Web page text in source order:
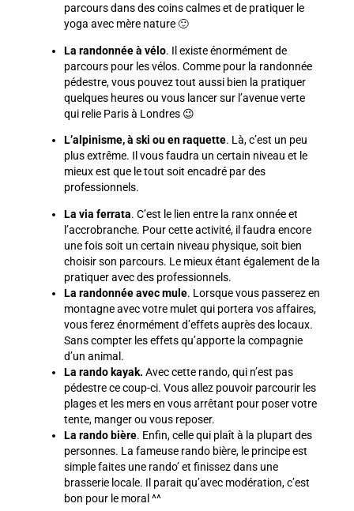
parcours dans des coins calmes et de pratiquer le
yoga avec mère nature 🙂
La randonnée à vélo. Il existe énormément de
parcours pour les vélos. Comme pour la randonnée
pédestre, vous pouvez tout aussi bien la pratiquer
quelques heures ou vous lancer sur l’avenue verte
qui relie Paris à Londres 😉
L’alpinisme, à ski ou en raquette. Là, c’est un peu
plus extrême. Il vous faudra un certain niveau et le
mieux est que le tout soit encadré par des
professionnels.
La via ferrata. C’est le lien entre la ranx onnée et
l’accrobranche. Pour cette activité, il faudra encore
une fois soit un certain niveau physique, soit bien
choisir son parcours. Le mieux étant également de la
pratiquer avec des professionnels.
La randonnée avec mule. Lorsque vous passerez en
montagne avec votre mulet qui portera vos affaires,
vous ferez énormément d’effets auprès des locaux.
Sans compter les effets qu’apporte la compagnie
d’un animal.
La rando kayak. Avec cette rando, qui n’est pas
pédestre ce coup-ci. Vous allez pouvoir parcourir les
plages et les mers en vous arrêtant pour poser votre
tente, manger ou vous reposer.
La rando bière. Enfin, celle qui plaît à la plupart des
personnes. La fameuse rando bière, le principe est
simple faites une rando’ et finissez dans une
brasserie locale. Il parait qu’avec modération, c’est
bon pour le moral ^^